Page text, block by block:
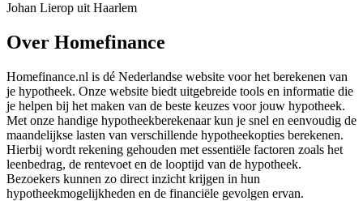
Johan Lierop uit Haarlem
Over Homefinance
Homefinance.nl is dé Nederlandse website voor het berekenen van
je hypotheek. Onze website biedt uitgebreide tools en informatie die
je helpen bij het maken van de beste keuzes voor jouw hypotheek.
Met onze handige hypotheekberekenaar kun je snel en eenvoudig de
maandelijkse lasten van verschillende hypotheekopties berekenen.
Hierbij wordt rekening gehouden met essentiële factoren zoals het
leenbedrag, de rentevoet en de looptijd van de hypotheek.
Bezoekers kunnen zo direct inzicht krijgen in hun
hypotheekmogelijkheden en de financiële gevolgen ervan.